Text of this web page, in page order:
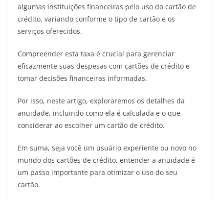
algumas instituições financeiras pelo uso do cartão de
crédito, variando conforme o tipo de cartão e os
serviços oferecidos.
Compreender esta taxa é crucial para gerenciar
eficazmente suas despesas com cartões de crédito e
tomar decisões financeiras informadas.
Por isso, neste artigo, exploraremos os detalhes da
anuidade, incluindo como ela é calculada e o que
considerar ao escolher um cartão de crédito.
Em suma, seja você um usuário experiente ou novo no
mundo dos cartões de crédito, entender a anuidade é
um passo importante para otimizar o uso do seu
cartão.